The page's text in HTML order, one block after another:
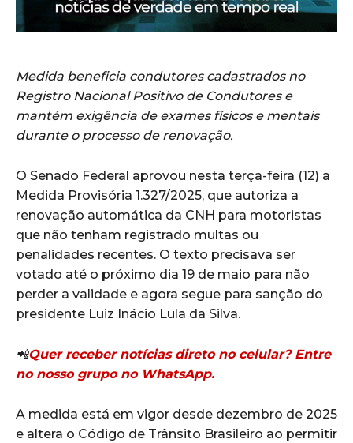
Medida beneficia condutores cadastrados no
Registro Nacional Positivo de Condutores e
mantém exigência de exames físicos e mentais
durante o processo de renovação.
O Senado Federal aprovou nesta terça-feira (12) a
Medida Provisória 1.327/2025, que autoriza a
renovação automática da CNH para motoristas
que não tenham registrado multas ou
penalidades recentes. O texto precisava ser
votado até o próximo dia 19 de maio para não
perder a validade e agora segue para sanção do
presidente Luiz Inácio Lula da Silva.
📲Quer receber notícias direto no celular? Entre
no nosso grupo no WhatsApp.
A medida está em vigor desde dezembro de 2025
e altera o Código de Trânsito Brasileiro ao permitir